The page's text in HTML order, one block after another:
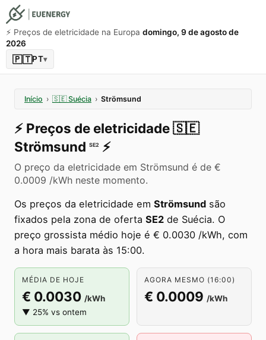
⚡️ Preços de eletricidade na Europa domingo, 9 de agosto de
2026
🇵🇹PT▾
Início › 🇸🇪 Suécia › Strömsund
⚡️ Preços de eletricidade🇸🇪
Strömsund SE2 ⚡️
O preço da eletricidade em Strömsund é de €
0.0009 /kWh neste momento.
Os preços da eletricidade em Strömsund são
fixados pela zona de oferta SE2 de Suécia. O
preço grossista médio hoje é € 0.0030 /kWh, com
a hora mais barata às 15:00.
MÉDIA DE HOJE
€ 0.0030 /kWh
▼ 25% vs ontem
AGORA MESMO (16:00)
€ 0.0009 /kWh